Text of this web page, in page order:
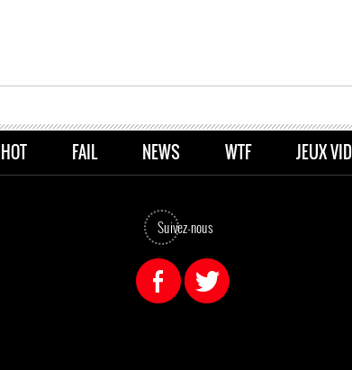
HOT FAIL NEWS WTF JEUX
Suivez-nous